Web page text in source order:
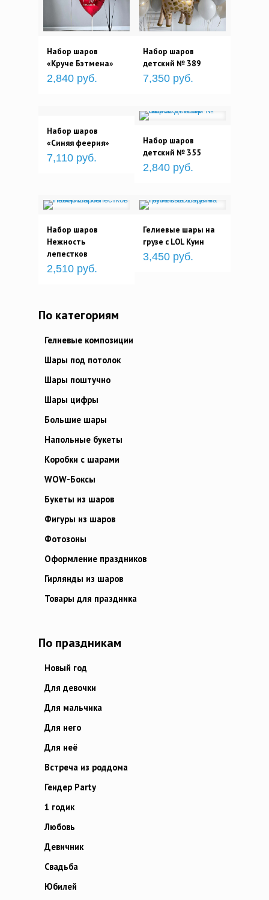
Набор шаров
«Круче Бэтмена»
2,840 руб.
Набор шаров
детский № 389
7,350 руб.
Набор шаров
«Синяя феерия»
7,110 руб.
Набор шаров
детский № 355
2,840 руб.
Набор шаров
Нежность
лепестков
2,510 руб.
Гелиевые шары на
грузе с LOL Куин
3,450 руб.
По категориям
Гелиевые композиции
Шары под потолок
Шары поштучно
Шары цифры
Большие шары
Напольные букеты
Коробки с шарами
WOW-Боксы
Букеты из шаров
Фигуры из шаров
Фотозоны
Оформление праздников
Гирлянды из шаров
Товары для праздника
По праздникам
Новый год
Для девочки
Для мальчика
Для него
Для неё
Встреча из роддома
Гендер Party
1 годик
Любовь
Девичник
Свадьба
Юбилей